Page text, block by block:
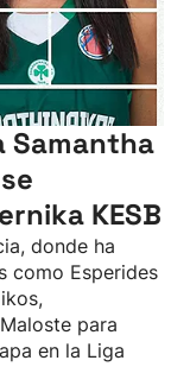
Samantha
KESB
donde ha
como Esperides
para
en la Liga